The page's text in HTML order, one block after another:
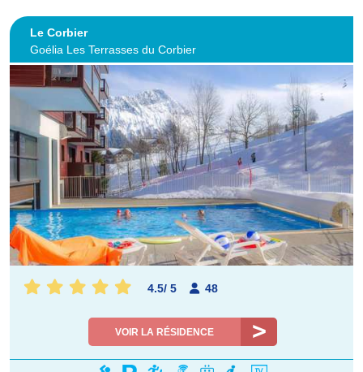
Le Corbier
Goélia Les Terrasses du Corbier
4.5/ 5 48
VOIR LA RÉSIDENCE